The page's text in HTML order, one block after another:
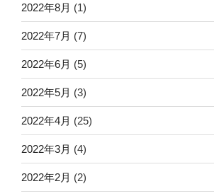
2022年8月 (1)
2022年7月 (7)
2022年6月 (5)
2022年5月 (3)
2022年4月 (25)
2022年3月 (4)
2022年2月 (2)